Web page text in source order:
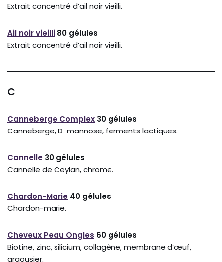
Extrait concentré d’ail noir vieilli.
Ail noir vieilli 80 gélules
Extrait concentré d’ail noir vieilli.
C
Canneberge Complex 30 gélules
Canneberge, D-mannose, ferments lactiques.
Cannelle 30 gélules
Cannelle de Ceylan, chrome.
Chardon-Marie 40 gélules
Chardon-marie.
Cheveux Peau Ongles 60 gélules
Biotine, zinc, silicium, collagène, membrane d’œuf,
argousier.